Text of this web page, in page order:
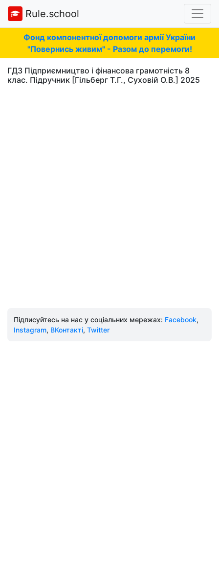
Rule.school
Фонд компонентної допомоги армії України
"Повернись живим" - Разом до перемоги!
ГДЗ Підприємництво і фінансова грамотність 8
клас. Підручник [Гільберг Т.Г., Суховій О.В.] 2025
Підписуйтесь на нас у соціальних мережах: Facebook,
Instagram, ВКонтакті, Twitter